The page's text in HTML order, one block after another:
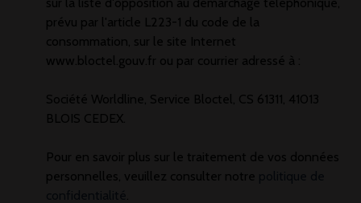
prévu par l'article L223-1 du code de la
consommation, sur le site Internet
www.bloctel.gouv.fr ou par courrier adressé à :
Société Worldline, Service Bloctel, CS 61311, 41013
BLOIS CEDEX.
Pour en savoir plus sur le traitement de vos données
personnelles, veuillez consulter notre
.